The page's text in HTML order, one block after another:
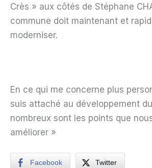
Crès » aux côtés de Stéphane
commune doit maintenant et
moderniser.
En ce qui me concerne plus
suis attaché au développement
nombreux sont les points que
améliorer »
Facebook Twitter